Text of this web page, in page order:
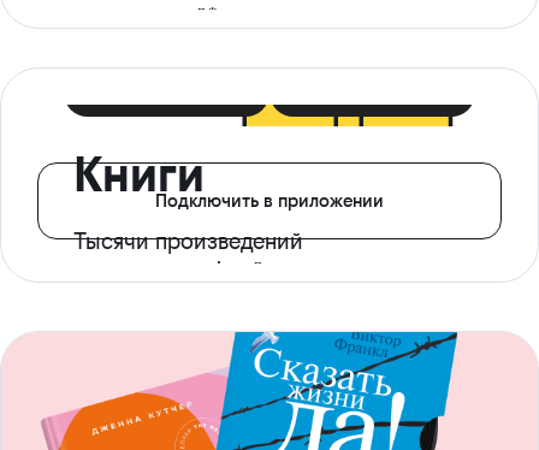
ограничений*
Книги
Тысячи произведений
с доступом офлайн
Подключить в приложении